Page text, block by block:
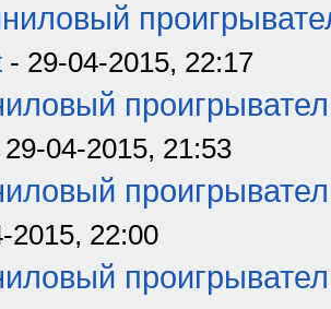
- 29-04-2015, 22:17
04-2015, 21:53
2015, 22:00